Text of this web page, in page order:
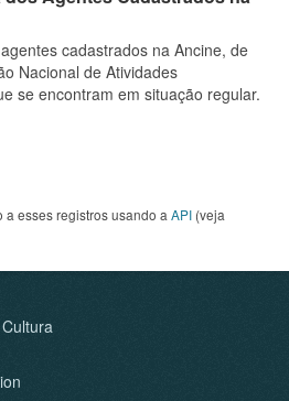
cadastrados na Ancine, de
Nacional de Atividades
se encontram em situação regular.
a esses registros usando a API (veja